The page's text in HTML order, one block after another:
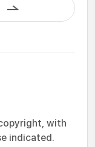
with
indicated.